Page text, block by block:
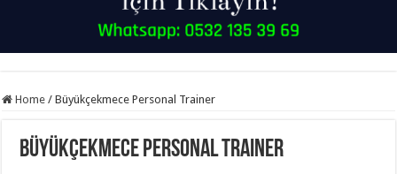
Home / Büyükçekmece Personal Trainer
Büyükçekmece Personal Trainer